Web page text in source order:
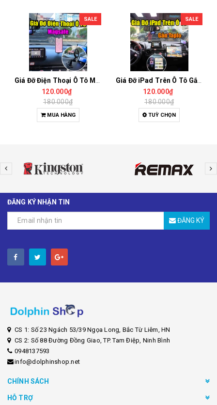
SALE
120.000₫
180.000₫
MUA HÀNG
SALE
120.000₫
180.000₫
TUỲ CHỌN
ĐĂNG KÝ NHẬN TIN
ĐĂNG KÝ
CS 1: Số 23 Ngách 53/39 Ngọa Long, Bắc Từ Liêm, HN
CS 2: Số 88 Đường Đồng Giao, TP. Tam Điệp, Ninh Bình
0948137593
info@dolphinshop.net
CHÍNH SÁCH
HỖ TRỢ